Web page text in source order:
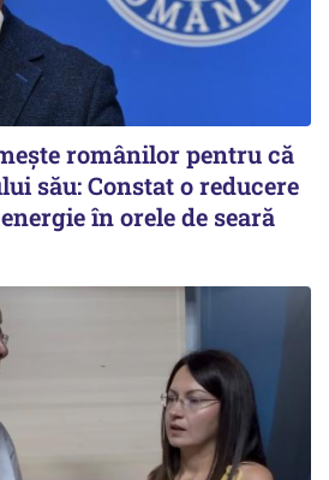
românilor pentru că
său: Constat o reducere
în orele de seară